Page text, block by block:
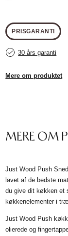
PRISGARANTI
30 års garanti
Mere om produktet
MERE OM
Just Wood Push
lavet af de bedste
du give dit køkken et
køkkenelementer i
Just Wood Push
olierede og